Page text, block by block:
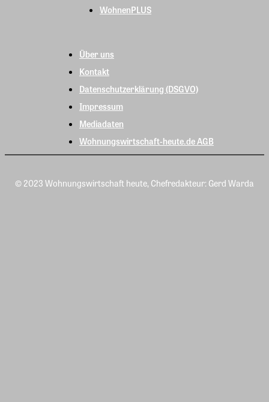
WohnenPLUS
Über uns
Kontakt
Datenschutzerklärung (DSGVO)
Impressum
Mediadaten
Wohnungswirtschaft-heute.de AGB
© 2023 Wohnungswirtschaft heute, Chefredakteur: Gerd Warda